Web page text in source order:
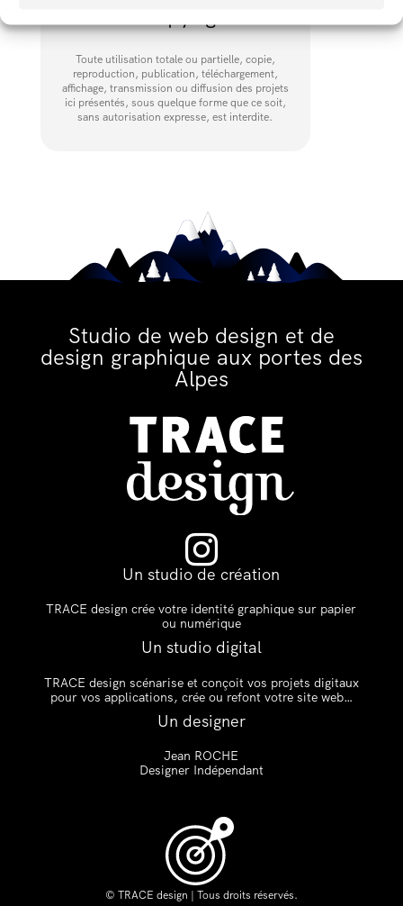
Toute utilisation totale ou partielle, copie,
reproduction, publication, téléchargement,
affichage, transmission ou diffusion des projets
ici présentés, sous quelque forme que ce soit,
sans autorisation expresse, est interdite.
Studio de web design et de
design graphique aux portes des
Alpes

Un studio de création
TRACE design crée votre identité graphique sur papier
ou numérique
Un studio digital
TRACE design scénarise et conçoit vos projets digitaux
pour vos applications, crée ou refont votre site web…
Un designer
Jean ROCHE
Designer Indépendant
© TRACE design | Tous droits réservés.